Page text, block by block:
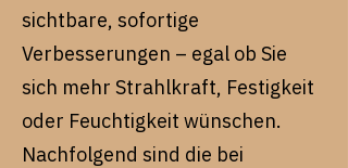
sichtbare, sofortige
Verbesserungen – egal ob Sie
sich mehr Strahlkraft, Festigkeit
oder Feuchtigkeit wünschen.
Nachfolgend sind die bei